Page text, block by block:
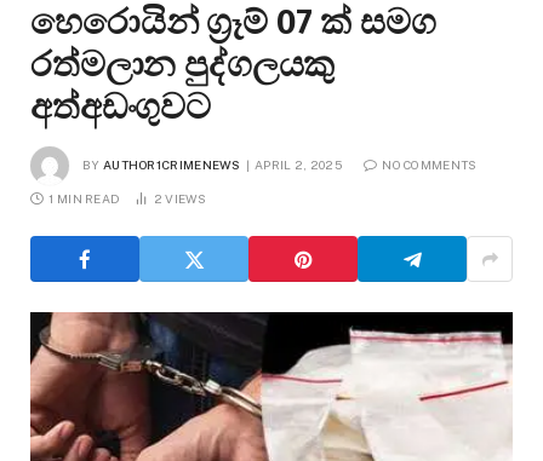
හෙරොයින් ග්‍රෑම් 07 ක් සමග
රත්මලාන පුද්ගලයකු
අත්අඩංගුවට
BY AUTHOR1CRIMENEWS APRIL 2, 2025 NO COMMENTS
1 MIN READ 2VIEWS